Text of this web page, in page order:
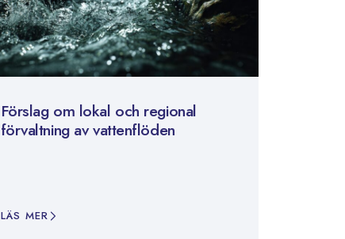
Förslag om lokal och regional
förvaltning av vattenflöden
LÄS MER